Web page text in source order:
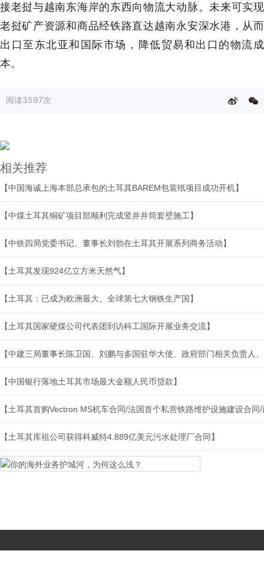
接老挝与越南东海岸的东西向物流大动脉。未来可实现
老挝矿产资源和商品经铁路直达越南永安深水港，从而
出口至东北亚和国际市场，降低贸易和出口的物流成
本。
阅读3597次
相关推荐
【中国海诚上海本部总承包的土耳其BAREM包装纸项目成功开机】
【中煤土耳其铜矿项目部顺利完成竖井井筒套壁施工】
【中铁四局党委书记、董事长刘勃在土耳其开展系列商务活动】
【土耳其发现924亿立方米天然气】
【土耳其：已成为欧洲最大、全球第七大钢铁生产国】
【土耳其国家硬煤公司代表团到访科工国际开展业务交流】
【中建三局董事长陈卫国、刘鹏与多国驻华大使、政府部门相关负责人
【中国银行落地土耳其市场最大金额人民币贷款】
【土耳其首购Vectron MS机车合同/法国首个私营铁路维护设施建设合
【土耳其库祖公司获得科威特4.889亿美元污水处理厂合同】